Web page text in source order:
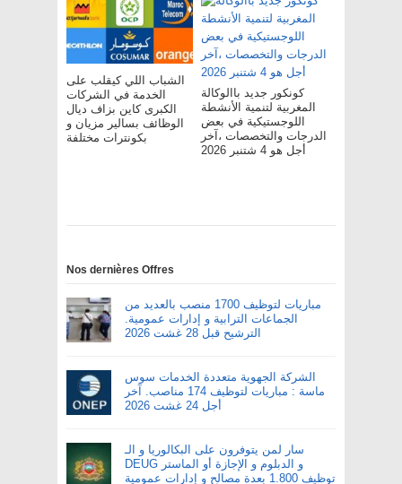
الشباب اللي كيقلب على
الخدمة في الشركات
الكبرى كاين بزاف ديال
الوظائف بسالير مزيان و
بكونترات مختلفة
كونكور جديد باالوكالة
المغربية لتنمية الأنشطة
اللوجستيكية في بعض
الدرجات والتخصصات ،آخر
أجل هو 4 شتنبر 2026
Nos dernières Offres
مباريات لتوظيف 1700 منصب بالعديد من
الجماعات الترابية و إدارات عمومية.
الترشيح قبل 28 غشت 2026
الشركة الجهوية متعددة الخدمات سوس
ماسة : مباريات لتوظيف 174 مناصب. آخر
أجل 24 غشت 2026
سار لمن يتوفرون على البكالوريا و الـ
DEUG و الدبلوم و الإجازة أو الماستر
توظيف 1.800 بعدة مصالح و إدارات عمومية